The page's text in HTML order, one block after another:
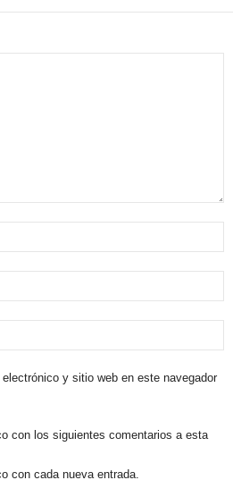
y sitio web en este navegador
con los siguientes comentarios a esta
con cada nueva entrada.